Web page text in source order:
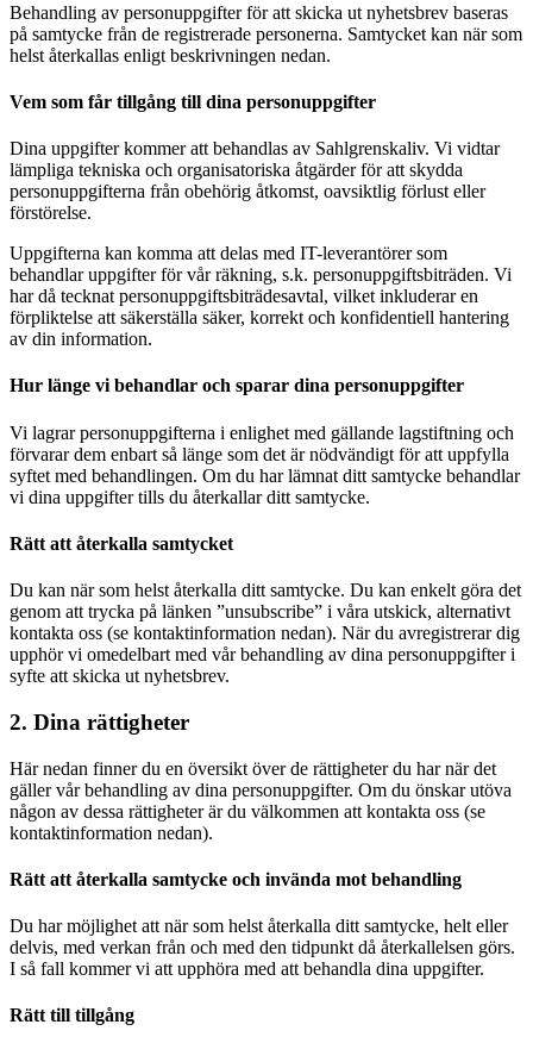
Behandling av personuppgifter för att skicka ut nyhetsbrev baseras
på samtycke från de registrerade personerna. Samtycket kan när som
helst återkallas enligt beskrivningen nedan.
Vem som får tillgång till dina personuppgifter
Dina uppgifter kommer att behandlas av Sahlgrenskaliv. Vi vidtar
lämpliga tekniska och organisatoriska åtgärder för att skydda
personuppgifterna från obehörig åtkomst, oavsiktlig förlust eller
förstörelse.
Uppgifterna kan komma att delas med IT-leverantörer som
behandlar uppgifter för vår räkning, s.k. personuppgiftsbiträden. Vi
har då tecknat personuppgiftsbiträdesavtal, vilket inkluderar en
förpliktelse att säkerställa säker, korrekt och konfidentiell hantering
av din information.
Hur länge vi behandlar och sparar dina personuppgifter
Vi lagrar personuppgifterna i enlighet med gällande lagstiftning och
förvarar dem enbart så länge som det är nödvändigt för att uppfylla
syftet med behandlingen. Om du har lämnat ditt samtycke behandlar
vi dina uppgifter tills du återkallar ditt samtycke.
Rätt att återkalla samtycket
Du kan när som helst återkalla ditt samtycke. Du kan enkelt göra det
genom att trycka på länken ”unsubscribe” i våra utskick, alternativt
kontakta oss (se kontaktinformation nedan). När du avregistrerar dig
upphör vi omedelbart med vår behandling av dina personuppgifter i
syfte att skicka ut nyhetsbrev.
2. Dina rättigheter
Här nedan finner du en översikt över de rättigheter du har när det
gäller vår behandling av dina personuppgifter. Om du önskar utöva
någon av dessa rättigheter är du välkommen att kontakta oss (se
kontaktinformation nedan).
Rätt att återkalla samtycke och invända mot behandling
Du har möjlighet att när som helst återkalla ditt samtycke, helt eller
delvis, med verkan från och med den tidpunkt då återkallelsen görs.
I så fall kommer vi att upphöra med att behandla dina uppgifter.
Rätt till tillgång